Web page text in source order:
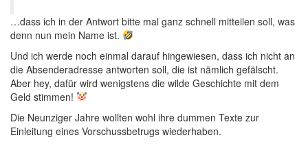
…dass ich in der Antwort bitte mal ganz schnell mitteilen soll, was
denn nun mein Name ist.
Und ich werde noch einmal darauf hingewiesen, dass ich nicht an
die Absenderadresse antworten soll, die ist nämlich gefälscht.
Aber hey, dafür wird wenigstens die wilde Geschichte mit dem
Geld stimmen!
Die Neunziger Jahre wollten wohl ihre dummen Texte zur
Einleitung eines Vorschussbetrugs wiederhaben.